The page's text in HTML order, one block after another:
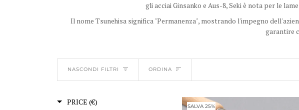
gli acciai Ginsanko e Aus-8, Seki è nota per le
Il nome Tsunehisa significa "Permanenza", mostrando l'impegno
garantire
NASCONDI FILTRI ORDINA
ORDINA
PRICE (€) SALVA 25%